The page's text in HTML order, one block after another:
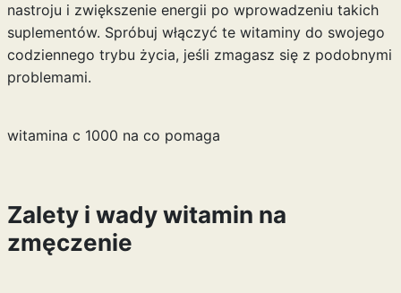
nastroju i zwiększenie energii po wprowadzeniu takich
suplementów. Spróbuj włączyć te witaminy do swojego
codziennego trybu życia, jeśli zmagasz się z podobnymi
problemami.
witamina c 1000 na co pomaga
Zalety i wady witamin na
zmęczenie